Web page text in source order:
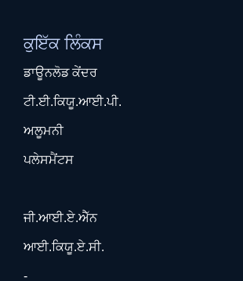
ਕੁਇੱਕ ਲਿੰਕਸ
ਡਾਊਨਲੋਡ ਕੇਂਦਰ
ਟੀ.ਈ.ਕਿਯੂ.ਆਈ.ਪੀ.
ਅਲੂਮਨੀ
ਪਲੇਸਮੈਂਟਸ
ਜੀ.ਆਈ.ਏ.ਐੱਨ
ਆਈ.ਕਿਯੂ.ਏ.ਸੀ.
-